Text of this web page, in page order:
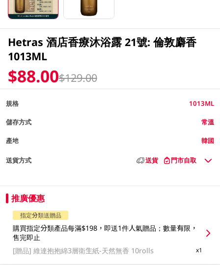
Hetras 酒店香療沐浴露 21號: 倫敦麝香
1013ML
$88.00$129.00
規格 1013ML
儲存方式 常溫
產地 韓國
送貨方式 送貨 門市自取
推廣優惠
指定分類送贈品
購買指定分類產品每滿$198，即送1件人氣贈品；數量有限，
售完即止
[贈品]維達抱抱綿3層衛生紙-天然無香 10rolls x1